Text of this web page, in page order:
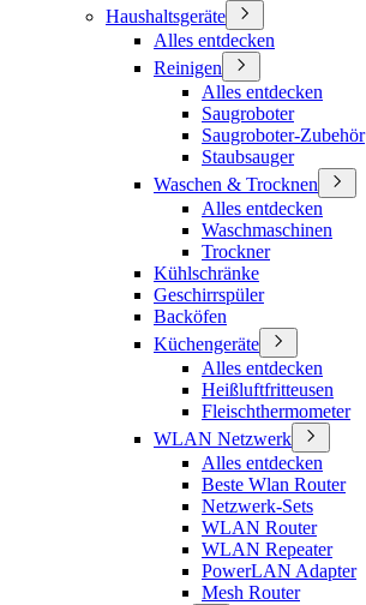
Haushaltsgeräte
Alles entdecken
Reinigen
Alles entdecken
Saugroboter
Saugroboter-Zubehör
Staubsauger
Waschen & Trocknen
Alles entdecken
Waschmaschinen
Trockner
Kühlschränke
Geschirrspüler
Backöfen
Küchengeräte
Alles entdecken
Heißluftfritteusen
Fleischthermometer
WLAN Netzwerk
Alles entdecken
Beste Wlan Router
Netzwerk-Sets
WLAN Router
WLAN Repeater
PowerLAN Adapter
Mesh Router